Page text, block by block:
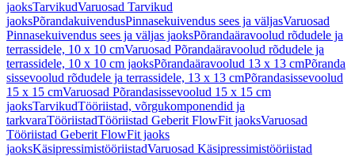
jaoksTarvikudVaruosad Tarvikud
jaoksPõrandakuivendusPinnasekuivendus sees ja väljasVaruosad
Pinnasekuivendus sees ja väljas jaoksPõrandaäravoolud rõdudele ja
terrassidele, 10 x 10 cmVaruosad Põrandaäravoolud rõdudele ja
terrassidele, 10 x 10 cm jaoksPõrandaäravoolud 13 x 13 cmPõranda
sissevoolud rõdudele ja terrassidele, 13 x 13 cmPõrandasissevoolud
15 x 15 cmVaruosad Põrandasissevoolud 15 x 15 cm
jaoksTarvikudTööriistad, võrgukomponendid ja
tarkvaraTööriistadTööriistad Geberit FlowFit jaoksVaruosad
Tööriistad Geberit FlowFit jaoks
jaoksKäsipressimistööriistadVaruosad Käsipressimistööriistad